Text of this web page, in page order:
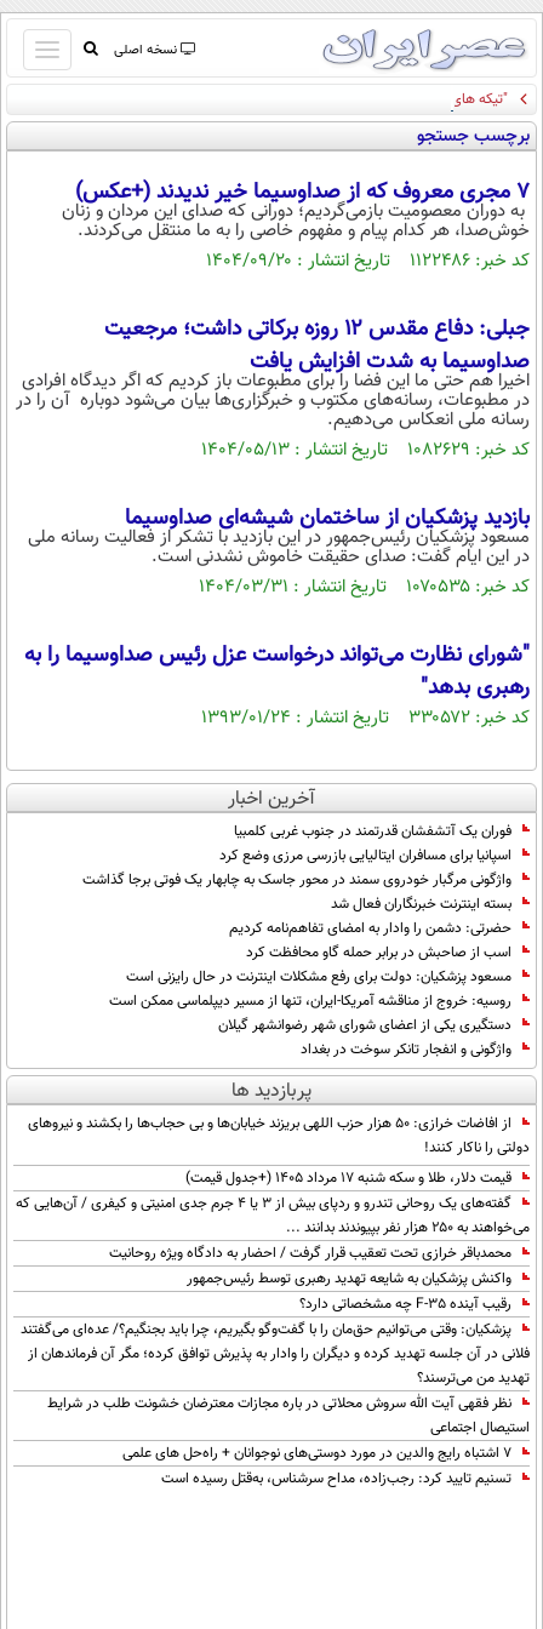
نسخه اصلی
باز
و
بسته
کردن
جستجو
نظرسنجی
آب و هوا
پیوند ها
سواد زندگی
سیاسی
خودرو
اجتماعی
حوادث
سلامت
یک برش دانایی
ورزشی
بین الملل
سیاست خارجی
فرهنگ و هنر
علمی
گوناگون
باشگاه مغز
مجله تصویری سلاح
اقتصاد
ورزش
سیاست
سرگرمی
فناوری
گوناگون
حوادث
محیط زیست
فرهنگی
بین الملل
اجتماعی
حیات وحش
عصر ایران 2
خواندنی ها و دیدنی ها
داستان کوتاه
پیامک
روانشناسی
آشپزی
آموزش زبان
"تیکه های آبدار" هیلاری کلینتون به ترامپ: از قصر صدام و ور رفتن با "حوضچه بازتاب" تا
وزیر جمع آوری طلا پس از دوره ترامپ!
برچسب جستجو
۷ مجری معروف که از صداوسیما خیر ندیدند (+عکس)
به دوران معصومیت بازمی‌گردیم؛ دورانی که صدای این مردان و زنان
خوش‌صدا، هر کدام پیام و مفهوم خاصی را به ما منتقل می‌کردند.
کد خبر: ۱۱۲۲۴۸۶ تاریخ انتشار : ۱۴۰۴/۰۹/۲۰
جبلی: دفاع مقدس ۱۲ روزه برکاتی داشت؛ مرجعیت
صداوسیما به شدت افزایش یافت
اخیرا هم حتی ما این فضا را برای مطبوعات باز کردیم که اگر دیدگاه‌ افرادی
در مطبوعات،‌ رسانه‌های مکتوب و خبرگزاری‌ها بیان می‌شود دوباره آن را در
رسانه ملی انعکاس می‌دهیم.
کد خبر: ۱۰۸۲۶۲۹ تاریخ انتشار : ۱۴۰۴/۰۵/۱۳
بازدید پزشکیان از ساختمان شیشه‌ای صداوسیما
مسعود پزشکیان رئیس‌جمهور در این بازدید با تشکر از فعالیت رسانه ملی
در این ایام گفت: صدای حقیقت خاموش نشدنی‌ است.
کد خبر: ۱۰۷۰۵۳۵ تاریخ انتشار : ۱۴۰۴/۰۳/۳۱
"شورای نظارت می‌تواند درخواست عزل رئیس صدا‌و‌سیما را به
رهبری بدهد"
کد خبر: ۳۳۰۵۷۲ تاریخ انتشار : ۱۳۹۳/۰۱/۲۴
آخرین اخبار
فوران یک آتشفشان قدرتمند در جنوب غربی کلمبیا
اسپانیا برای مسافران ایتالیایی بازرسی مرزی وضع کرد
واژگونی مرگبار خودروی سمند در محور جاسک به چابهار یک فوتی برجا گذاشت
بسته اینترنت خبرنگاران فعال شد
حضرتی: دشمن را وادار به امضای تفاهم‌نامه کردیم
اسب از صاحبش در برابر حمله گاو محافظت کرد
مسعود پزشکیان: دولت برای رفع مشکلات اینترنت در حال رایزنی است
روسیه: خروج از مناقشه آمریکا-ایران، تنها از مسیر دیپلماسی ممکن است
دستگیری یکی از اعضای شورای شهر رضوانشهر گیلان
واژگونی و انفجار تانکر سوخت در بغداد
پربازدید ها
از افاضات خرازی: ۵۰ هزار حزب اللهی بریزند خیابان‌ها و بی حجاب‌ها را بکشند و نیرو‌های
دولتی را ناکار کنند!
قیمت دلار، طلا و سکه شنبه ۱۷ مرداد ۱۴۰۵ (+جدول قیمت)
گفته‌های یک روحانی تندرو و ردپای بیش از ۳ یا ۴ جرم جدی امنیتی و کیفری / آن‌هایی که
می‌خواهند به ۲۵۰ هزار نفر بپیوندند بدانند ...
محمدباقر خرازی تحت تعقیب قرار گرفت / احضار به دادگاه ویژه روحانیت
واکنش پزشکیان به شایعه تهدید رهبری توسط رئیس‌جمهور
رقیب آینده F-35 چه مشخصاتی دارد؟
پزشکیان: وقتی می‌توانیم حق‌مان را با گفت‌وگو بگیریم، چرا باید بجنگیم؟/ عده‌ای می‌گفتند
فلانی در آن جلسه تهدید کرده و دیگران را وادار به پذیرش توافق کرده؛ مگر آن فرماندهان از
تهدید من می‌ترسند؟
نظر فقهی آیت الله سروش محلاتی در باره مجازات معترضان خشونت طلب در شرایط
استیصال اجتماعی
۷ اشتباه رایج والدین در مورد دوستی‌های نوجوانان + راه‌حل های علمی
تسنیم تایید کرد: رجب‌زاده، مداح سرشناس، به‌قتل رسیده است